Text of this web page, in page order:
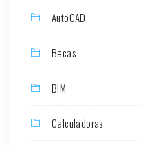
AutoCAD
Becas
BIM
Calculadoras